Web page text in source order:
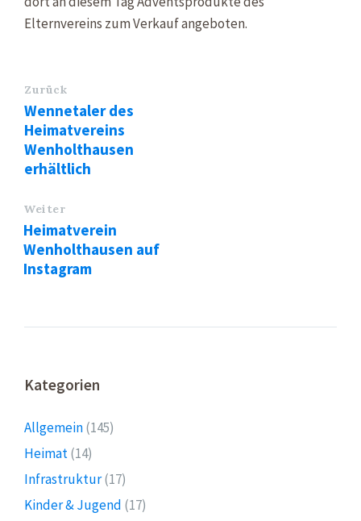
Elternvereins zum Verkauf angeboten.
Zurück
Wennetaler des
Heimatvereins
Wenholthausen
erhältlich
Weiter
Heimatverein
Wenholthausen auf
Instagram
Kategorien
Allgemein(145)
Heimat(14)
Infrastruktur(17)
Kinder & Jugend (17)